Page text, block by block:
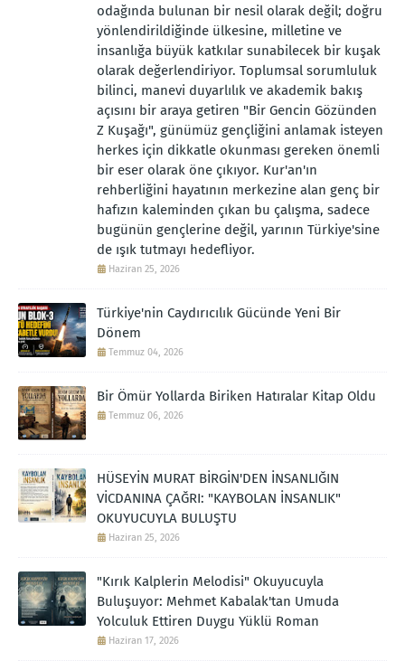
odağında bulunan bir nesil olarak değil; doğru
yönlendirildiğinde ülkesine, milletine ve
insanlığa büyük katkılar sunabilecek bir kuşak
olarak değerlendiriyor. Toplumsal sorumluluk
bilinci, manevi duyarlılık ve akademik bakış
açısını bir araya getiren "Bir Gencin Gözünden
Z Kuşağı", günümüz gençliğini anlamak isteyen
herkes için dikkatle okunması gereken önemli
bir eser olarak öne çıkıyor. Kur'an'ın
rehberliğini hayatının merkezine alan genç bir
hafızın kaleminden çıkan bu çalışma, sadece
bugünün gençlerine değil, yarının Türkiye'sine
de ışık tutmayı hedefliyor.
Haziran 25, 2026
Türkiye'nin Caydırıcılık Gücünde Yeni Bir
Dönem
Temmuz 04, 2026
Bir Ömür Yollarda Biriken Hatıralar Kitap Oldu
Temmuz 06, 2026
HÜSEYİN MURAT BİRGİN'DEN İNSANLIĞIN
VİCDANINA ÇAĞRI: "KAYBOLAN İNSANLIK"
OKUYUCUYLA BULUŞTU
Haziran 25, 2026
"Kırık Kalplerin Melodisi" Okuyucuyla
Buluşuyor: Mehmet Kabalak'tan Umuda
Yolculuk Ettiren Duygu Yüklü Roman
Haziran 17, 2026